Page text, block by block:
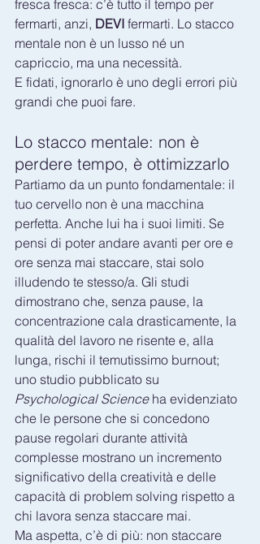
fresca fresca: c’è tutto il tempo per
fermarti, anzi, DEVI fermarti. Lo stacco
mentale non è un lusso né un
capriccio, ma una necessità.
E fidati, ignorarlo è uno degli errori più
grandi che puoi fare.
Lo stacco mentale: non è
perdere tempo, è ottimizzarlo
Partiamo da un punto fondamentale: il
tuo cervello non è una macchina
perfetta. Anche lui ha i suoi limiti. Se
pensi di poter andare avanti per ore e
ore senza mai staccare, stai solo
illudendo te stesso/a. Gli studi
dimostrano che, senza pause, la
concentrazione cala drasticamente, la
qualità del lavoro ne risente e, alla
lunga, rischi il temutissimo burnout;
uno studio pubblicato su
Psychological Science ha evidenziato
che le persone che si concedono
pause regolari durante attività
complesse mostrano un incremento
significativo della creatività e delle
capacità di problem solving rispetto a
chi lavora senza staccare mai.
Ma aspetta, c’è di più: non staccare